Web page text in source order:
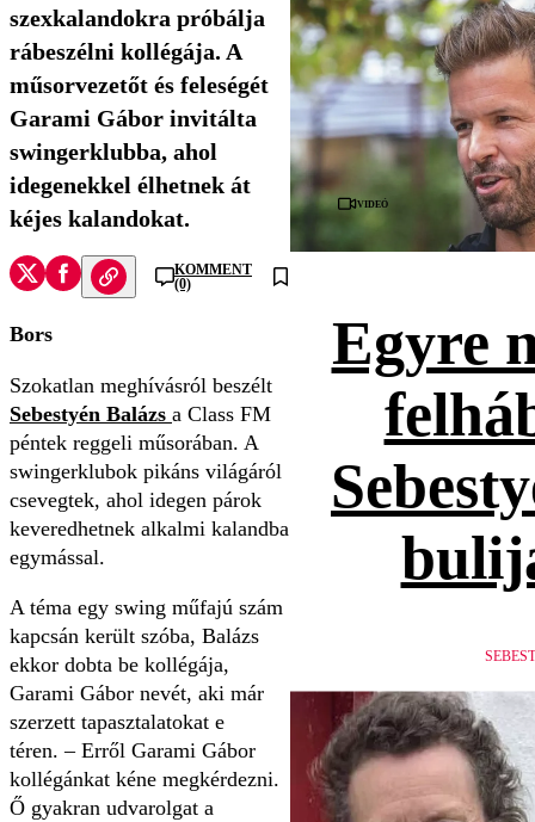
szexkalandokra próbálja
rábeszélni kollégája. A
műsorvezetőt és feleségét
Garami Gábor invitálta
swingerklubba, ahol
idegenekkel élhetnek át
kéjes kalandokat.
KOMMENT
(0)
Bors
Szokatlan meghívásról beszélt
Sebestyén Balázs a Class FM
péntek reggeli műsorában. A
swingerklubok pikáns világáról
csevegtek, ahol idegen párok
keveredhetnek alkalmi kalandba
egymással.
A téma egy swing műfajú szám
kapcsán került szóba, Balázs
ekkor dobta be kollégája,
Garami Gábor nevét, aki már
szerzett tapasztalatokat e
téren. – Erről Garami Gábor
kollégánkat kéne megkérdezni.
Ő gyakran udvarolgat a
Videó
Egyre